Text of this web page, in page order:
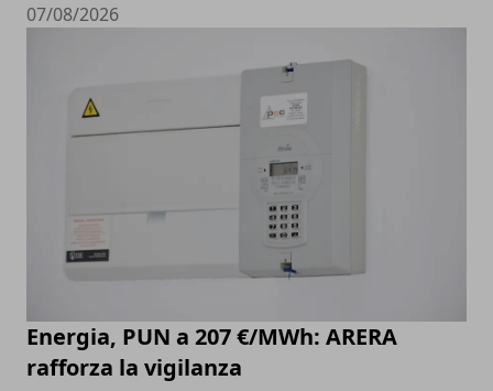
07/08/2026
Energia, PUN a 207 €/MWh: ARERA
rafforza la vigilanza